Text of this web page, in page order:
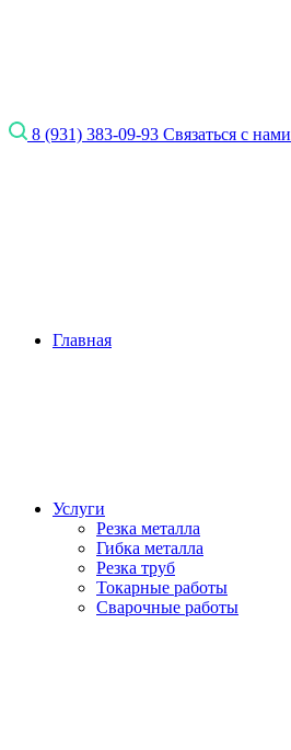
8 (931) 383-09-93 Связаться с нами
Главная
Услуги
Резка металла
Гибка металла
Резка труб
Токарные работы
Сварочные работы